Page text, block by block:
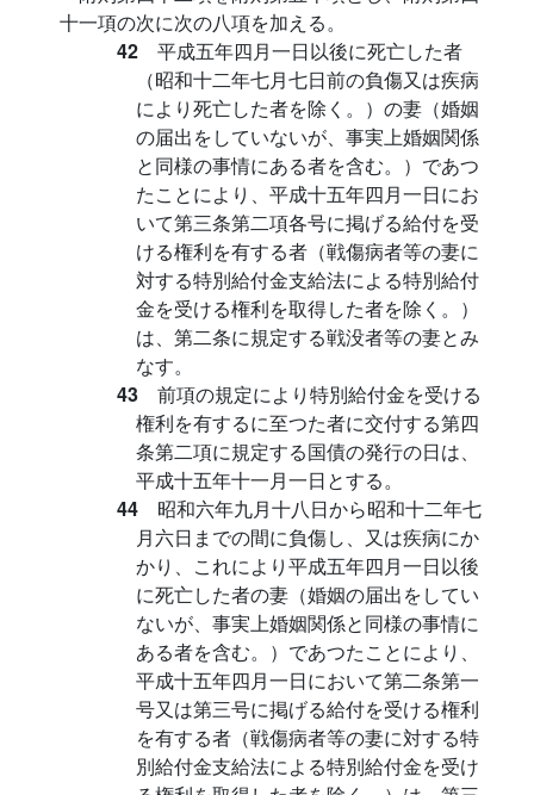
十一項の次に次の八項を加える。
42 平成五年四月一日以後に死亡した者
（昭和十二年七月七日前の負傷又は疾病
により死亡した者を除く。）の妻（婚姻
の届出をしていないが、事実上婚姻関係
と同様の事情にある者を含む。）であつ
たことにより、平成十五年四月一日にお
いて第三条第二項各号に掲げる給付を受
ける権利を有する者（戦傷病者等の妻に
対する特別給付金支給法による特別給付
金を受ける権利を取得した者を除く。）
は、第二条に規定する戦没者等の妻とみ
なす。
43 前項の規定により特別給付金を受ける
権利を有するに至つた者に交付する第四
条第二項に規定する国債の発行の日は、
平成十五年十一月一日とする。
44 昭和六年九月十八日から昭和十二年七
月六日までの間に負傷し、又は疾病にか
かり、これにより平成五年四月一日以後
に死亡した者の妻（婚姻の届出をしてい
ないが、事実上婚姻関係と同様の事情に
ある者を含む。）であつたことにより、
平成十五年四月一日において第二条第一
号又は第三号に掲げる給付を受ける権利
を有する者（戦傷病者等の妻に対する特
別給付金支給法による特別給付金を受け